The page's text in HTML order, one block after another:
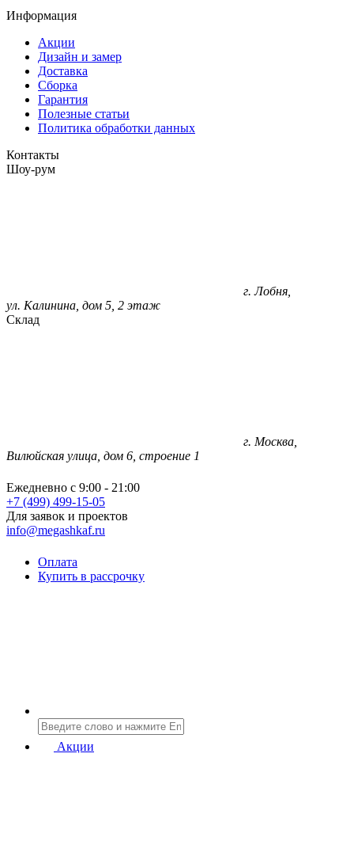
Информация
Акции
Дизайн и замер
Доставка
Сборка
Гарантия
Полезные статьи
Политика обработки данных
Контакты
Шоу-рум
г. Лобня,
ул. Калинина, дом 5, 2 этаж
Склад
г. Москва,
Вилюйская улица, дом 6, строение 1
Ежедневно с 9:00 - 21:00
+7 (499) 499-15-05
Для заявок и проектов
info@megashkaf.ru
Оплата
Купить в рассрочку
Акции